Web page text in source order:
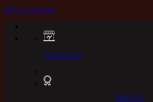
Skip to content
EXPOSICION
MARCAS